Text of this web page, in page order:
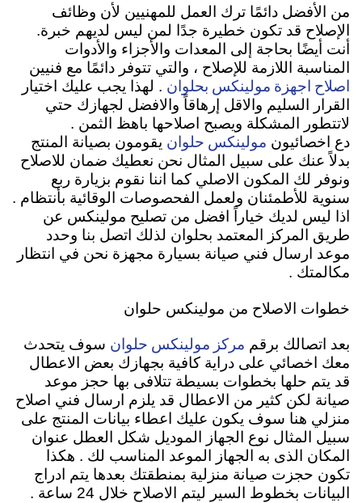
من الأفضل دائمًا ترك العمل للمهنيين لأن وظائف
الإصلاح قد تكون خطيرة جدًا لمن ليس لديهم خبرة.
أنت أيضًا بحاجة إلى المعدات والأجزاء والأدوات
المناسبة اللازمة للإصلاح ، والتي تتوفر دائمًا مع فنيين
اصلاح اجهزة مولينكس بحلوان . لهذا يجب عليك اختيار
القرار السليم والاقل إرهاقاً والافضل لجهازك حتي
لاتتطور المشكلة ويصبح اصلاحها باهظ الثمن .
دع اخصائيون مولينكس حلوان يقومون بصيانة المنتج
بدلاً عنك على سبيل المثال نحن نعطيك ضمان للاصلاح
ونوفر لك المكون الاصلي كما اننا نقوم بزيارة ربع
سنوية للأطمئنان ولعمل الفحصوصات الوقائية بأنتظام .
اذا ليس لديك خياراً افضل من تصليح مولينكس عن
طريق المركز المعتمد بحلوان لذلك اتصل بنا وحدد
موعد ارسال فني صيانة بسيارة مجهزة نحن في انتظار
مكالمتك .
خطوات الاصلاح من مولينكس حلوان
بعد اتصالك برقم مركز مولينكس حلوان سوف يتحدث
معك اخصائي على دراية كافية بجهازك بعض الاعطال
قد يتم حلها بخطوات بسيطة تتلافى بها حجز موعد
صيانة لكن كثير من الاعطال قد يلزم ارسال فني اصلاح
منزلي هنا سوف يكون عليك اعطاء بيانات المنتج على
سبيل المثال نوع الجهاز الموديل شكل العطل عنوان
المكان الذى به الجهاز الموعد المناسب لك . هكذا
تكون حجزت صيانة منزلية بمنطقتك بعدها يتم ادراج
البيانات بخطوط السير ليتم الاصلاح خلال 24 ساعة .